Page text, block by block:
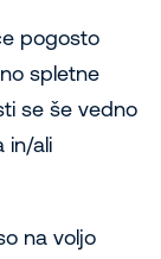
pogosto
spletne
se še vedno
in/ali
na voljo